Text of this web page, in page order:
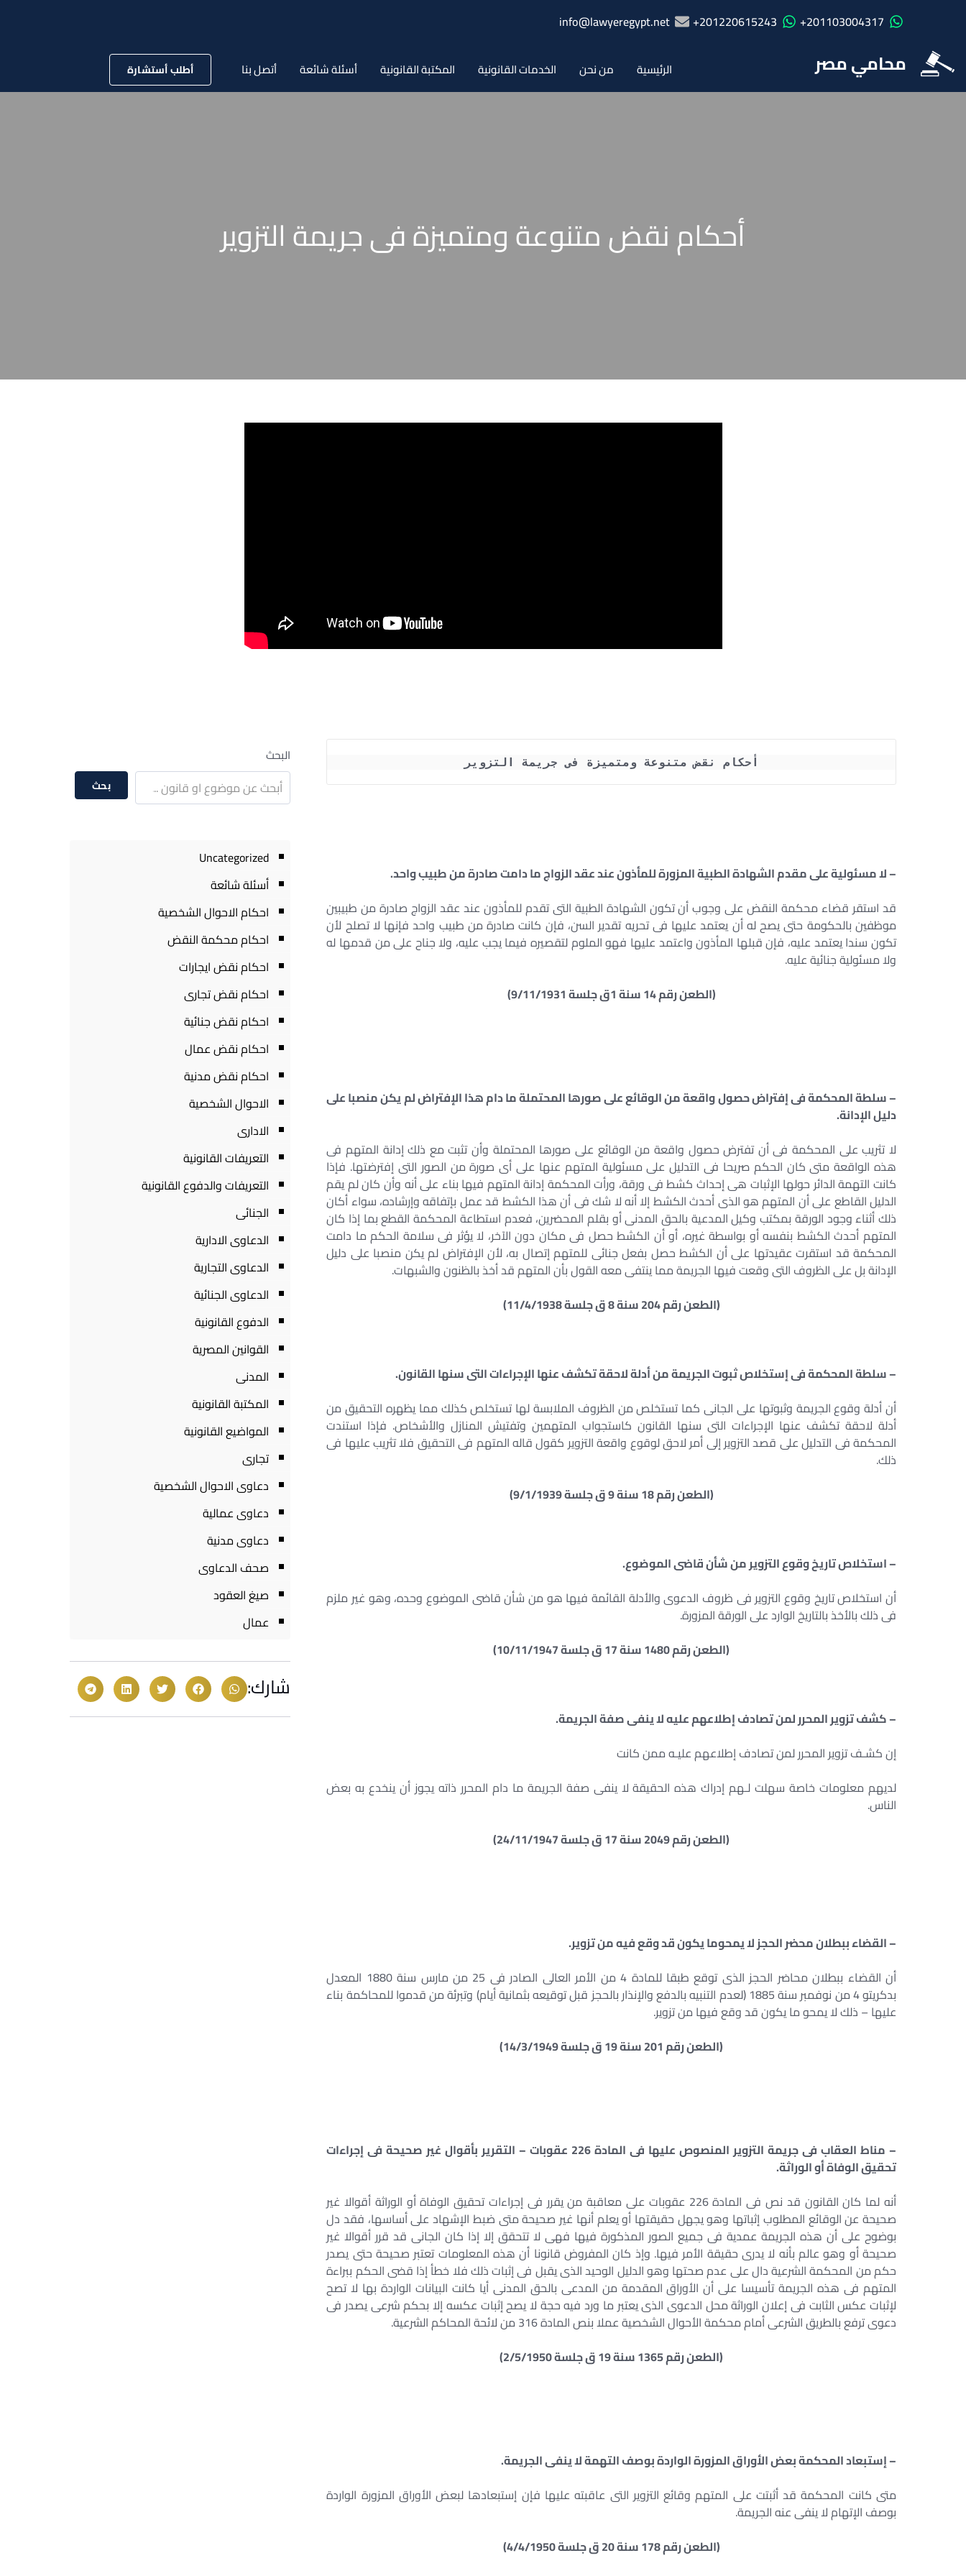
201103004317+
201220615243+
info@lawyeregypt.net
محامي مصر الرئيسية من نحن الخدمات القانونية المكتبة القانونية أسئلة شائعة أتصل بنا أطلب أستشارة
أحكام نقض متنوعة ومتميزة فى جريمة التزوير
أحكام نقض متنوعة ومتميزة فى جريمة التزوير
– لا مسئولية على مقدم الشهادة الطبية المزورة للمأذون عند عقد الزواج ما دامت صادرة من طبيب واحد.
قد استقر قضاء محكمة النقض على وجوب أن تكون الشهادة الطبية التى تقدم للمأذون عند عقد الزواج صادرة من طبيبين
موظفين بالحكومة حتى يصح له أن يعتمد عليها فى تحريه تقدير السن، فإن كانت صادرة من طبيب واحد فإنها لا تصلح لأن
تكون سندا يعتمد عليه، فإن قبلها المأذون واعتمد عليها فهو الملوم لتقصيره فيما يجب عليه، ولا جناح على من قدمها له
ولا مسئولية جنائية عليه.
(الطعن رقم 14 سنة 1ق جلسة 9/11/1931)
– سلطة المحكمة فى إفتراض حصول واقعة من الوقائع على صورها المحتملة ما دام هذا الإفتراض لم يكن منصبا على
دليل الإدانة.
لا تثريب على المحكمة فى أن تفترض حصول واقعة من الوقائع على صورها المحتملة وأن تثبت مع ذلك إدانة المتهم فى
هذه الواقعة متى كان الحكم صريحا فى التدليل على مسئولية المتهم عنها على أى صورة من الصور التى إفترضتها. فإذا
كانت التهمة الدائر حولها الإثبات هى إحداث كشط فى ورقة، ورأت المحكمة إدانة المتهم فيها بناء على أنه وأن كان لم يقم
الدليل القاطع على أن المتهم هو الذى أحدث الكشط إلا أنه لا شك فى أن هذا الكشط قد عمل بإتفاقه وإرشاده، سواء أكان
ذلك أثناء وجود الورقة بمكتب وكيل المدعية بالحق المدنى أو بقلم المحضرين، فعدم استطاعة المحكمة القطع بما إذا كان
المتهم أحدث الكشط بنفسه أو بواسطة غيره، أو أن الكشط حصل فى مكان دون الآخر، لا يؤثر فى سلامة الحكم ما دامت
المحكمة قد استقرت عقيدتها على أن الكشط حصل بفعل جنائى للمتهم إتصال به، لأن الإفتراض لم يكن منصبا على دليل
الإدانة بل على الظروف التى وقعت فيها الجريمة مما ينتفى معه القول بأن المتهم قد أخذ بالظنون والشبهات.
(الطعن رقم 204 سنة 8 ق جلسة 11/4/1938)
– سلطة المحكمة فى إستخلاص ثبوت الجريمة من أدلة لاحقة تكشف عنها الإجراءات التى سنها القانون.
أن أدلة وقوع الجريمة وثبوتها على الجانى كما تستخلص من الظروف الملابسة لها تستخلص كذلك مما يظهره التحقيق من
أدلة لاحقة تكشف عنها الإجراءات التى سنها القانون كاستجواب المتهمين وتفتيش المنازل والأشخاص. فإذا استندت
المحكمة فى التدليل على قصد التزوير إلى أمر لاحق لوقوع واقعة التزوير كقول قاله المتهم فى التحقيق فلا تثريب عليها فى
ذلك.
(الطعن رقم 18 سنة 9 ق جلسة 9/1/1939)
– استخلاص تاريخ وقوع التزوير من شأن قاضى الموضوع.
أن استخلاص تاريخ وقوع التزوير فى ظروف الدعوى والأدلة القائمة فيها هو من شأن قاضى الموضوع وحده، وهو غير ملزم
فى ذلك بالأخذ بالتاريخ الوارد على الورقة المزورة.
(الطعن رقم 1480 سنة 17 ق جلسة 10/11/1947)
– كشف تزوير المحرر لمن تصادف إطلاعهم عليه لا ينفى صفة الجريمة.
إن كشـف تزوير المحرر لمن تصادف إطلاعهم عليـه ممن كانت
لديهم معلومات خاصة سهلت لـهم إدراك هذه الحقيقة لا ينفى صفة الجريمة ما دام المحرر ذاته يجوز أن ينخدع به بعض
الناس.
(الطعن رقم 2049 سنة 17 ق جلسة 24/11/1947)
– القضاء ببطلان محضر الحجز لا يمحوما يكون قد وقع فيه من تزوير.
أن القضاء ببطلان محاضر الحجز الذى توقع طبقا للمادة 4 من الأمر العالى الصادر فى 25 من مارس سنة 1880 المعدل
بدكريتو 4 من نوفمبر سنة 1885 (لعدم التنبيه بالدفع والإنذار بالحجز قبل توقيعه بثمانية أيام) وتبرئة من قدموا للمحاكمة بناء
عليها – ذلك لا يمحو ما يكون قد وقع فيها من تزوير.
(الطعن رقم 201 سنة 19 ق جلسة 14/3/1949)
– مناط العقاب فى جريمة التزوير المنصوص عليها فى المادة 226 عقوبات – التقرير بأقوال غير صحيحة فى إجراءات
تحقيق الوفاة أو الوراثة.
أنه لما كان القانون قد نص فى المادة 226 عقوبات على معاقبة من يقرر فى إجراءات تحقيق الوفاة أو الوراثة أقوالا غير
صحيحة عن الوقائع المطلوب إثباتها وهو يجهل حقيقتها أو يعلم أنها غير صحيحة متى ضبط الإشهاد على أساسها، فقد دل
بوضوح على أن هذه الجريمة عمدية فى جميع الصور المذكورة فيها فهى لا تتحقق إلا إذا كان الجانى قد قرر أقوالا غير
صحيحة أو وهو عالم بأنه لا يدرى حقيقة الأمر فيها. وإذ كان المفروض قانونا أن هذه المعلومات تعتبر صحيحة حتى يصدر
حكم من المحكمة الشرعية دال على عدم صحتها وهو الدليل الوحيد الذى يقبل فى إثبات ذلك فلا خطأ إذا قضى الحكم ببراءة
المتهم فى هذه الجريمة تأسيسا على أن الأوراق المقدمة من المدعى بالحق المدنى أيا كانت البيانات الواردة بها لا تصح
لإثبات عكس الثابت فى إعلان الوراثة محل الدعوى الذى يعتبر ما ورد فيه حجة لا يصح إثبات عكسه إلا بحكم شرعى يصدر فى
دعوى ترفع بالطريق الشرعى أمام محكمة الأحوال الشخصية عملا بنص المادة 316 من لائحة المحاكم الشرعية.
(الطعن رقم 1365 سنة 19 ق جلسة 2/5/1950)
– إستبعاد المحكمة بعض الأوراق المزورة الواردة بوصف التهمة لا ينفى الجريمة.
متى كانت المحكمة قد أثبتت على المتهم وقائع التزوير التى عاقبته عليها فإن إستبعادها لبعض الأوراق المزورة الواردة
بوصف الإتهام لا ينفى عنه الجريمة.
(الطعن رقم 178 سنة 20 ق جلسة 4/4/1950)
البحث
بحث
Uncategorized
أسئلة شائعة
احكام الاحوال الشخصية
احكام محكمة النقض
احكام نقض ايجارات
احكام نقض تجارى
احكام نقض جنائية
احكام نقض عمال
احكام نقض مدنية
الاحوال الشخصية
الادارى
التعريفات القانونية
التعريفات والدفوع القانونية
الجنائى
الدعاوى الادارية
الدعاوى التجارية
الدعاوى الجنائية
الدفوع القانونية
القوانين المصرية
المدنى
المكتبة القانونية
المواضيع القانونية
تجارى
دعاوى الاحوال الشخصية
دعاوى عمالية
دعاوى مدنية
صحف الدعاوى
صيغ العقود
عمال
شارك: